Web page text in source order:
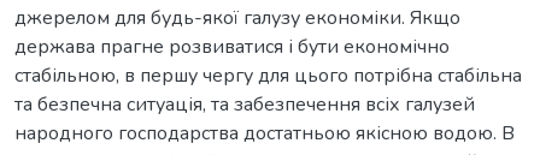
джерелом для будь-якої галузу економіки. Якщо
держава прагне розвиватися і бути економічно
стабільною, в першу чергу для цього потрібна стабільна
та безпечна ситуація, та забезпечення всіх галузей
народного господарства достатньою якісною водою. В